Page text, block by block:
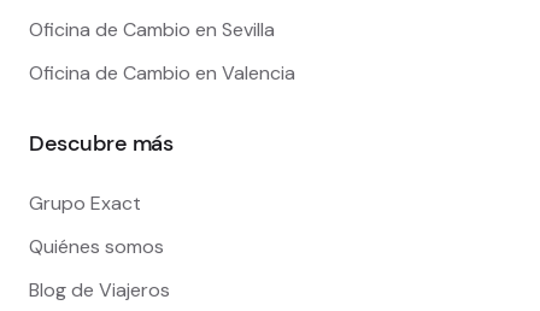
Oficina de Cambio en Sevilla
Oficina de Cambio en Valencia
Descubre más
Grupo Exact
Quiénes somos
Blog de Viajeros